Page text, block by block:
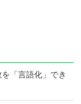
「言語化」でき